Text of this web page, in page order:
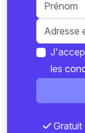
les
Gratuit